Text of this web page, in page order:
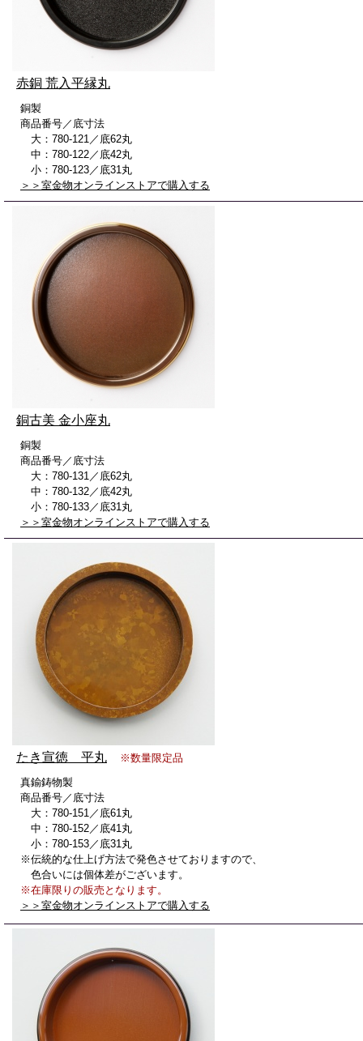
赤銅 荒入平縁丸
銅製
商品番号／底寸法
大：780-121／底62丸
中：780-122／底42丸
小：780-123／底31丸
＞＞室金物オンラインストアで購入する
銅古美 金小座丸
銅製
商品番号／底寸法
大：780-131／底62丸
中：780-132／底42丸
小：780-133／底31丸
＞＞室金物オンラインストアで購入する
たき宣徳 平丸
※数量限定品
真鍮鋳物製
商品番号／底寸法
大：780-151／底61丸
中：780-152／底41丸
小：780-153／底31丸
※伝統的な仕上げ方法で発色させておりますので、
色合いには個体差がございます。
※在庫限りの販売となります。
＞＞室金物オンラインストアで購入する